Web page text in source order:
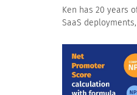
Ken has 20 years
SaaS